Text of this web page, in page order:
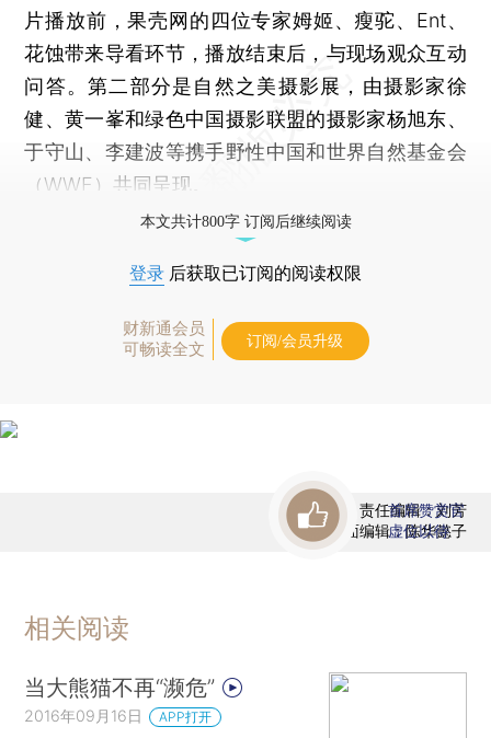
片播放前，果壳网的四位专家姆姬、瘦驼、Ent、
花蚀带来导看环节，播放结束后，与现场观众互动
问答。第二部分是自然之美摄影展，由摄影家徐
健、黄一峯和绿色中国摄影联盟的摄影家杨旭东、
于守山、李建波等携手野性中国和世界自然基金会
（WWF）共同呈现。
本文共计800字 订阅后继续阅读
登录 后获取已订阅的阅读权限
财新通会员
可畅读全文
订阅/会员升级
责任编辑：刘芳
版面编辑：陈华懿子
首席赞赏官
虚位以待
相关阅读
当大熊猫不再“濒危”
2016年09月16日 APP打开